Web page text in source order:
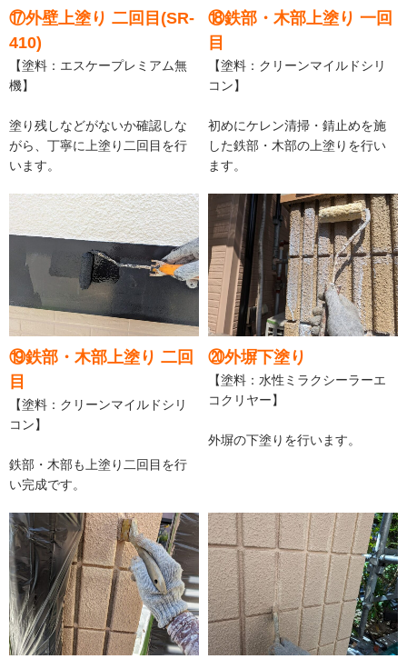
⑰外壁上塗り 二回目(SR-
410)
【塗料：エスケープレミアム無
機】
塗り残しなどがないか確認しな
がら、丁寧に上塗り二回目を行
います。
⑱鉄部・木部上塗り 一回
目
【塗料：クリーンマイルドシリ
コン】
初めにケレン清掃・錆止めを施
した鉄部・木部の上塗りを行い
ます。
⑲鉄部・木部上塗り 二回
目
【塗料：クリーンマイルドシリ
コン】
鉄部・木部も上塗り二回目を行
い完成です。
⑳外塀下塗り
【塗料：水性ミラクシーラーエ
コクリヤー】
外塀の下塗りを行います。